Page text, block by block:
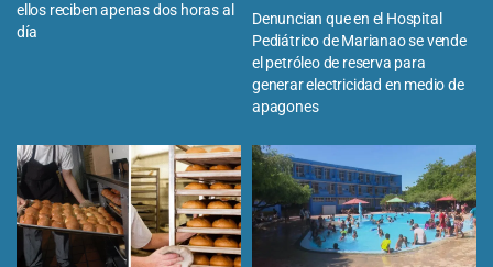
ellos reciben apenas dos horas al
día
Denuncian que en el Hospital
Pediátrico de Marianao se vende
el petróleo de reserva para
generar electricidad en medio de
apagones